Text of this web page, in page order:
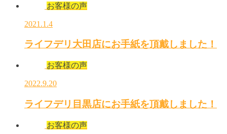
お客様の声
2021.1.4
ライフデリ大田店にお手紙を頂戴しました！
お客様の声
2022.9.20
ライフデリ目黒店にお手紙を頂戴しました！
お客様の声